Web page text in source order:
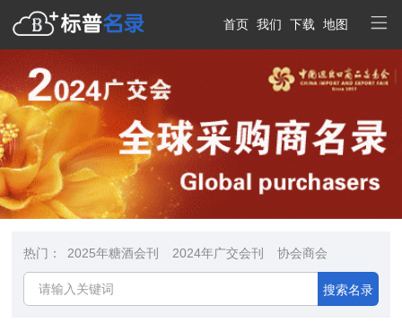
首页 我们 下载 地图
热门： 2025年糖酒会刊 2024年广交会刊 协会商会
搜索名录